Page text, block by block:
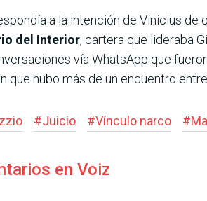
a la intención de Vinicius de
del Interior, cartera que lideraba
vía What­sApp que
que hubo más de un encuentro
#Juicio #Vínculo narco #
en Voiz